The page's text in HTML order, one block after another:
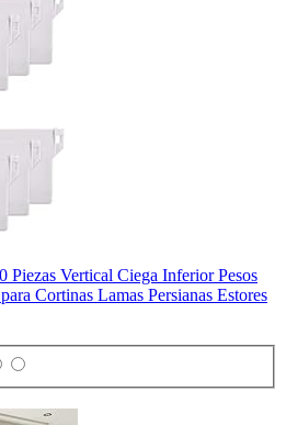
Piezas Vertical Ciega Inferior Pesos
Cortinas Lamas Persianas Estores